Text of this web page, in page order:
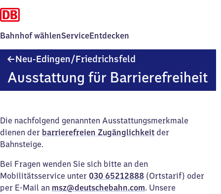
Bahnhof wählenServiceEntdecken
Neu-Edingen/​Friedrichsfeld
Friedrichsfeld
Ausstattung für Barrierefreiheit
Die nachfolgend genannten Ausstattungsmerkmale
dienen der barrierefreien Zugänglichkeit der
Bahnsteige.
Bei Fragen wenden Sie sich bitte an den
Mobilitätsservice unter 030 65212888 (Ortstarif) oder
per E-Mail an msz@deutschebahn.com. Unsere